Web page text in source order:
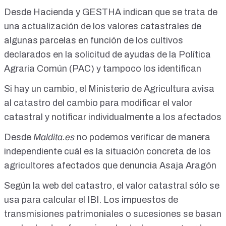
propietarios del campo. La medida, calificada por el sector
como un «catastrazo», implica una revalorización
directamente al Impuesto sobre Bienes Inmuebles (IBI) y
otras cargas fiscales asociadas. Desde el sector primario se
condena tanto el fondo como las formas y el momento
elegido para implementar este cambio. Agricultores y
organizaciones agrarias critican que esta decisión se haya
tomado sin diálogo previo y en plena crisis de rentabilidad
para muchas explotaciones.
https://www.facebook.com/rafakaviri/posts/%EF%B8%8F-
gobierno-duplica-el-valor-catastra/10162961076182206/ ⚫️
duplica el valor catastral del suelo rústico para aumentar la
presión fiscal sobre los agricultores. El Ejecutivo ha llevado a
rústicas, lo que en la práctica se traduce en un considerable
aumento de los impuestos que deben afrontar los
propietarios del campo. La medida, calificada por el sector
como un «catastrazo», implica una revalorización
Desde Hacienda y GESTHA indican que se trata de
una actualización de los valores catastrales de
algunas parcelas en función de los cultivos
declarados en la solicitud de ayudas de la Política
Agraria Común (PAC) y tampoco los identifican
Si hay un cambio, el Ministerio de Agricultura avisa
al catastro del cambio para modificar el valor
catastral y notificar individualmente a los afectados
Desde Maldita.es no podemos verificar de manera
independiente cuál es la situación concreta de los
agricultores afectados que denuncia Asaja Aragón
Según la web del catastro, el valor catastral sólo se
usa para calcular el IBI. Los impuestos de
transmisiones patrimoniales o sucesiones se basan